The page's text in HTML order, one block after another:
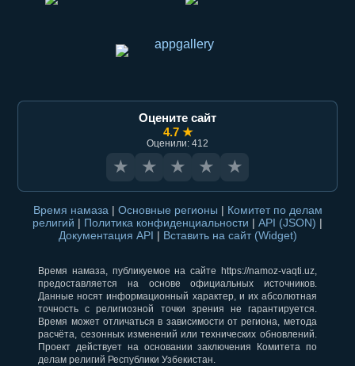
Оцените сайт
4.7 ★
Оценили: 412
★ ★ ★ ★ ★
Время намаза | Основные регионы | Комитет по делам
религий | Политика конфиденциальности | API (JSON) |
Документация API | Вставить на сайт (Widget)
Время намаза, публикуемое на сайте https://namoz-vaqti.uz,
предоставляется на основе официальных источников.
Данные носят информационный характер, и их абсолютная
точность с религиозной точки зрения не гарантируется.
Время может отличаться в зависимости от региона, метода
расчёта, сезонных изменений или технических обновлений.
Проект действует на основании заключения Комитета по
делам религий Республики Узбекистан.